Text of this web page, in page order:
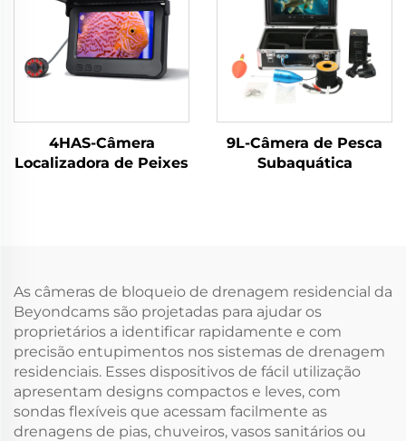
4HAS-Câmera
Localizadora de Peixes
9L-Câmera de Pesca
Subaquática
As câmeras de bloqueio de drenagem residencial da
Beyondcams são projetadas para ajudar os
proprietários a identificar rapidamente e com
precisão entupimentos nos sistemas de drenagem
residenciais. Esses dispositivos de fácil utilização
apresentam designs compactos e leves, com
sondas flexíveis que acessam facilmente as
drenagens de pias, chuveiros, vasos sanitários ou